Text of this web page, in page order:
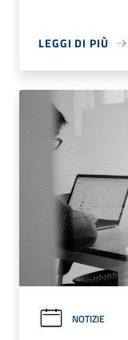
LEGGI DI PIÙ
NOTIZIE